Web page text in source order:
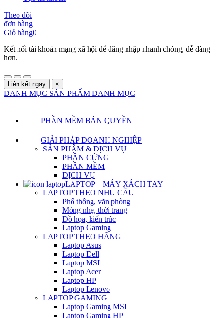
Theo dõi
đơn hàng
Giỏ hàng0
Kết nối tài khoản mạng xã hội để đăng nhập nhanh chóng, dễ dàng
hơn.
Liên kết ngay ×
DANH MỤC SẢN PHẨM DANH MỤC
PHẦN MỀM BẢN QUYỀN
GIẢI PHÁP DOANH NGHIỆP
SẢN PHẨM & DỊCH VỤ
PHẦN CỨNG
PHẦN MỀM
DỊCH VỤ
LAPTOP – MÁY XÁCH TAY
LAPTOP THEO NHU CẦU
Phổ thông, văn phòng
Mỏng nhẹ, thời trang
Đồ họa, kiến trúc
Laptop Gaming
LAPTOP THEO HÃNG
Laptop Asus
Laptop Dell
Laptop MSI
Laptop Acer
Laptop HP
Laptop Lenovo
LAPTOP GAMING
Laptop Gaming MSI
Laptop Gaming HP